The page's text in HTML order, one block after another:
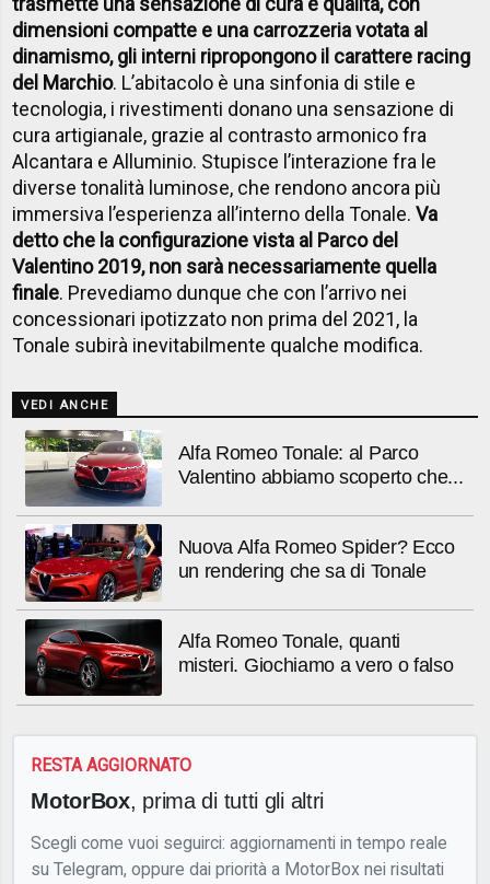
dimensioni compatte e una carrozzeria votata al
dinamismo, gli interni ripropongono il carattere racing
del Marchio. L’abitacolo è una sinfonia di stile e
tecnologia, i rivestimenti donano una sensazione di
cura artigianale, grazie al contrasto armonico fra
Alcantara e Alluminio. Stupisce l’interazione fra le
diverse tonalità luminose, che rendono ancora più
immersiva l’esperienza all’interno della Tonale.Va
detto che la configurazione vista al Parco del
Valentino 2019, non sarà necessariamente quella
finale. Prevediamo dunque che con l’arrivo nei
concessionari ipotizzato non prima del 2021, la
Tonale subirà inevitabilmente qualche modifica.
VEDI ANCHE
Alfa Romeo Tonale: al Parco
Valentino abbiamo scoperto che...
Nuova Alfa Romeo Spider? Ecco
un rendering che sa di Tonale
Alfa Romeo Tonale, quanti
misteri. Giochiamo a vero o falso
RESTA AGGIORNATO
MotorBox, prima di tutti gli altri
Scegli come vuoi seguirci: aggiornamenti in tempo reale
su Telegram, oppure dai priorità a MotorBox nei risultati